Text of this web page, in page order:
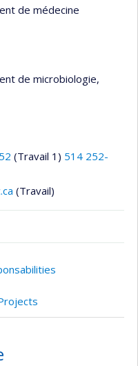
de médecine
de microbiologie,
(Travail 1) 514 252-
(Travail)